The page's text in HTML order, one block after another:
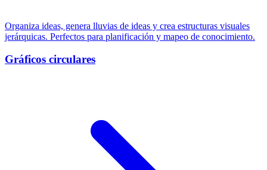
Organiza ideas, genera lluvias de ideas y crea estructuras visuales
jerárquicas. Perfectos para planificación y mapeo de conocimiento.
Gráficos circulares